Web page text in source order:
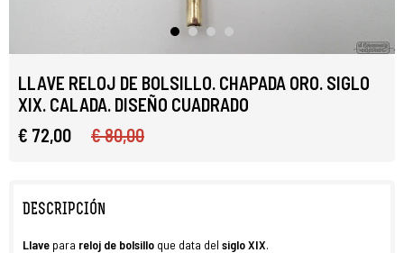
LLAVE RELOJ DE BOLSILLO. CHAPADA ORO. SIGLO
XIX. CALADA. DISEÑO CUADRADO
€ 72,00
€ 80,00
DESCRIPCIÓN
Llave para reloj de bolsillo que data del siglo XIX.